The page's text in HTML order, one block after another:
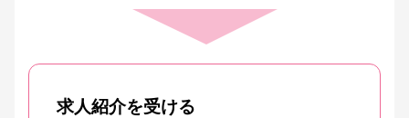
求人紹介を受ける